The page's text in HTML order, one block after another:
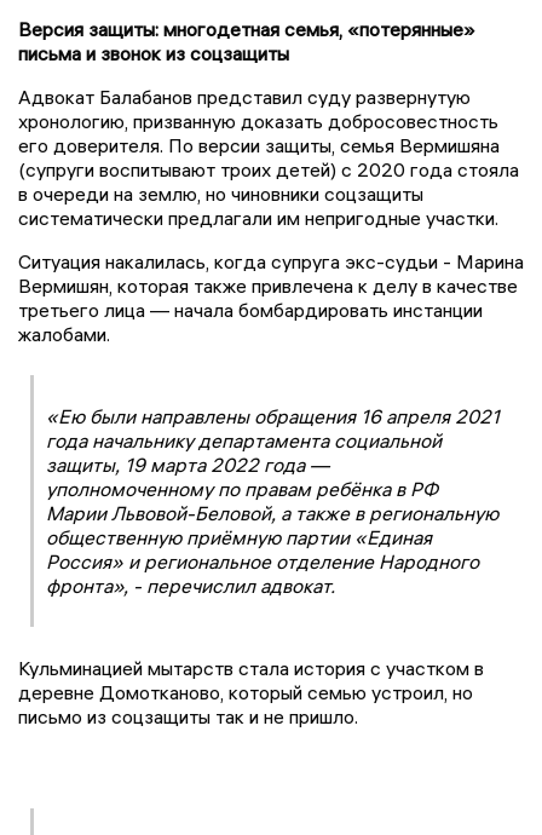
Версия защиты: многодетная семья, «потерянные»
письма и звонок из соцзащиты
Адвокат Балабанов представил суду развернутую
хронологию, призванную доказать добросовестность
его доверителя. По версии защиты, семья Вермишяна
(супруги воспитывают троих детей) с 2020 года стояла
в очереди на землю, но чиновники соцзащиты
систематически предлагали им непригодные участки.
Ситуация накалилась, когда супруга экс-судьи - Марина
Вермишян, которая также привлечена к делу в качестве
третьего лица — начала бомбардировать инстанции
жалобами.
«Ею были направлены обращения 16 апреля 2021
года начальнику департамента социальной
защиты, 19 марта 2022 года —
уполномоченному по правам ребёнка в РФ
Марии Львовой-Беловой, а также в региональную
общественную приёмную партии «Единая
Россия» и региональное отделение Народного
фронта», - перечислил адвокат.
Кульминацией мытарств стала история с участком в
деревне Домотканово, который семью устроил, но
письмо из соцзащиты так и не пришло.